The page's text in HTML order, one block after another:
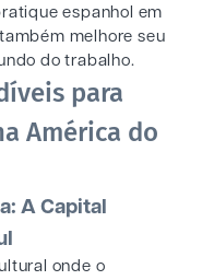
espanhol em
melhore seu
do trabalho.
para
América do
A Capital
onde o